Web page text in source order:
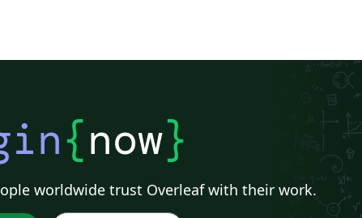
{now}
worldwide trust Overleaf with their work.